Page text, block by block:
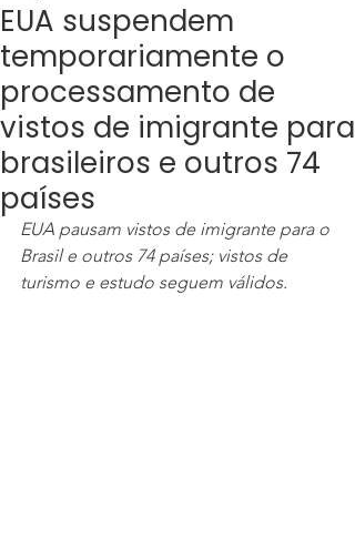
EUA suspendem
temporariamente o
processamento de
vistos de imigrante para
brasileiros e outros 74
países
EUA pausam vistos de imigrante para o
Brasil e outros 74 países; vistos de
turismo e estudo seguem válidos.